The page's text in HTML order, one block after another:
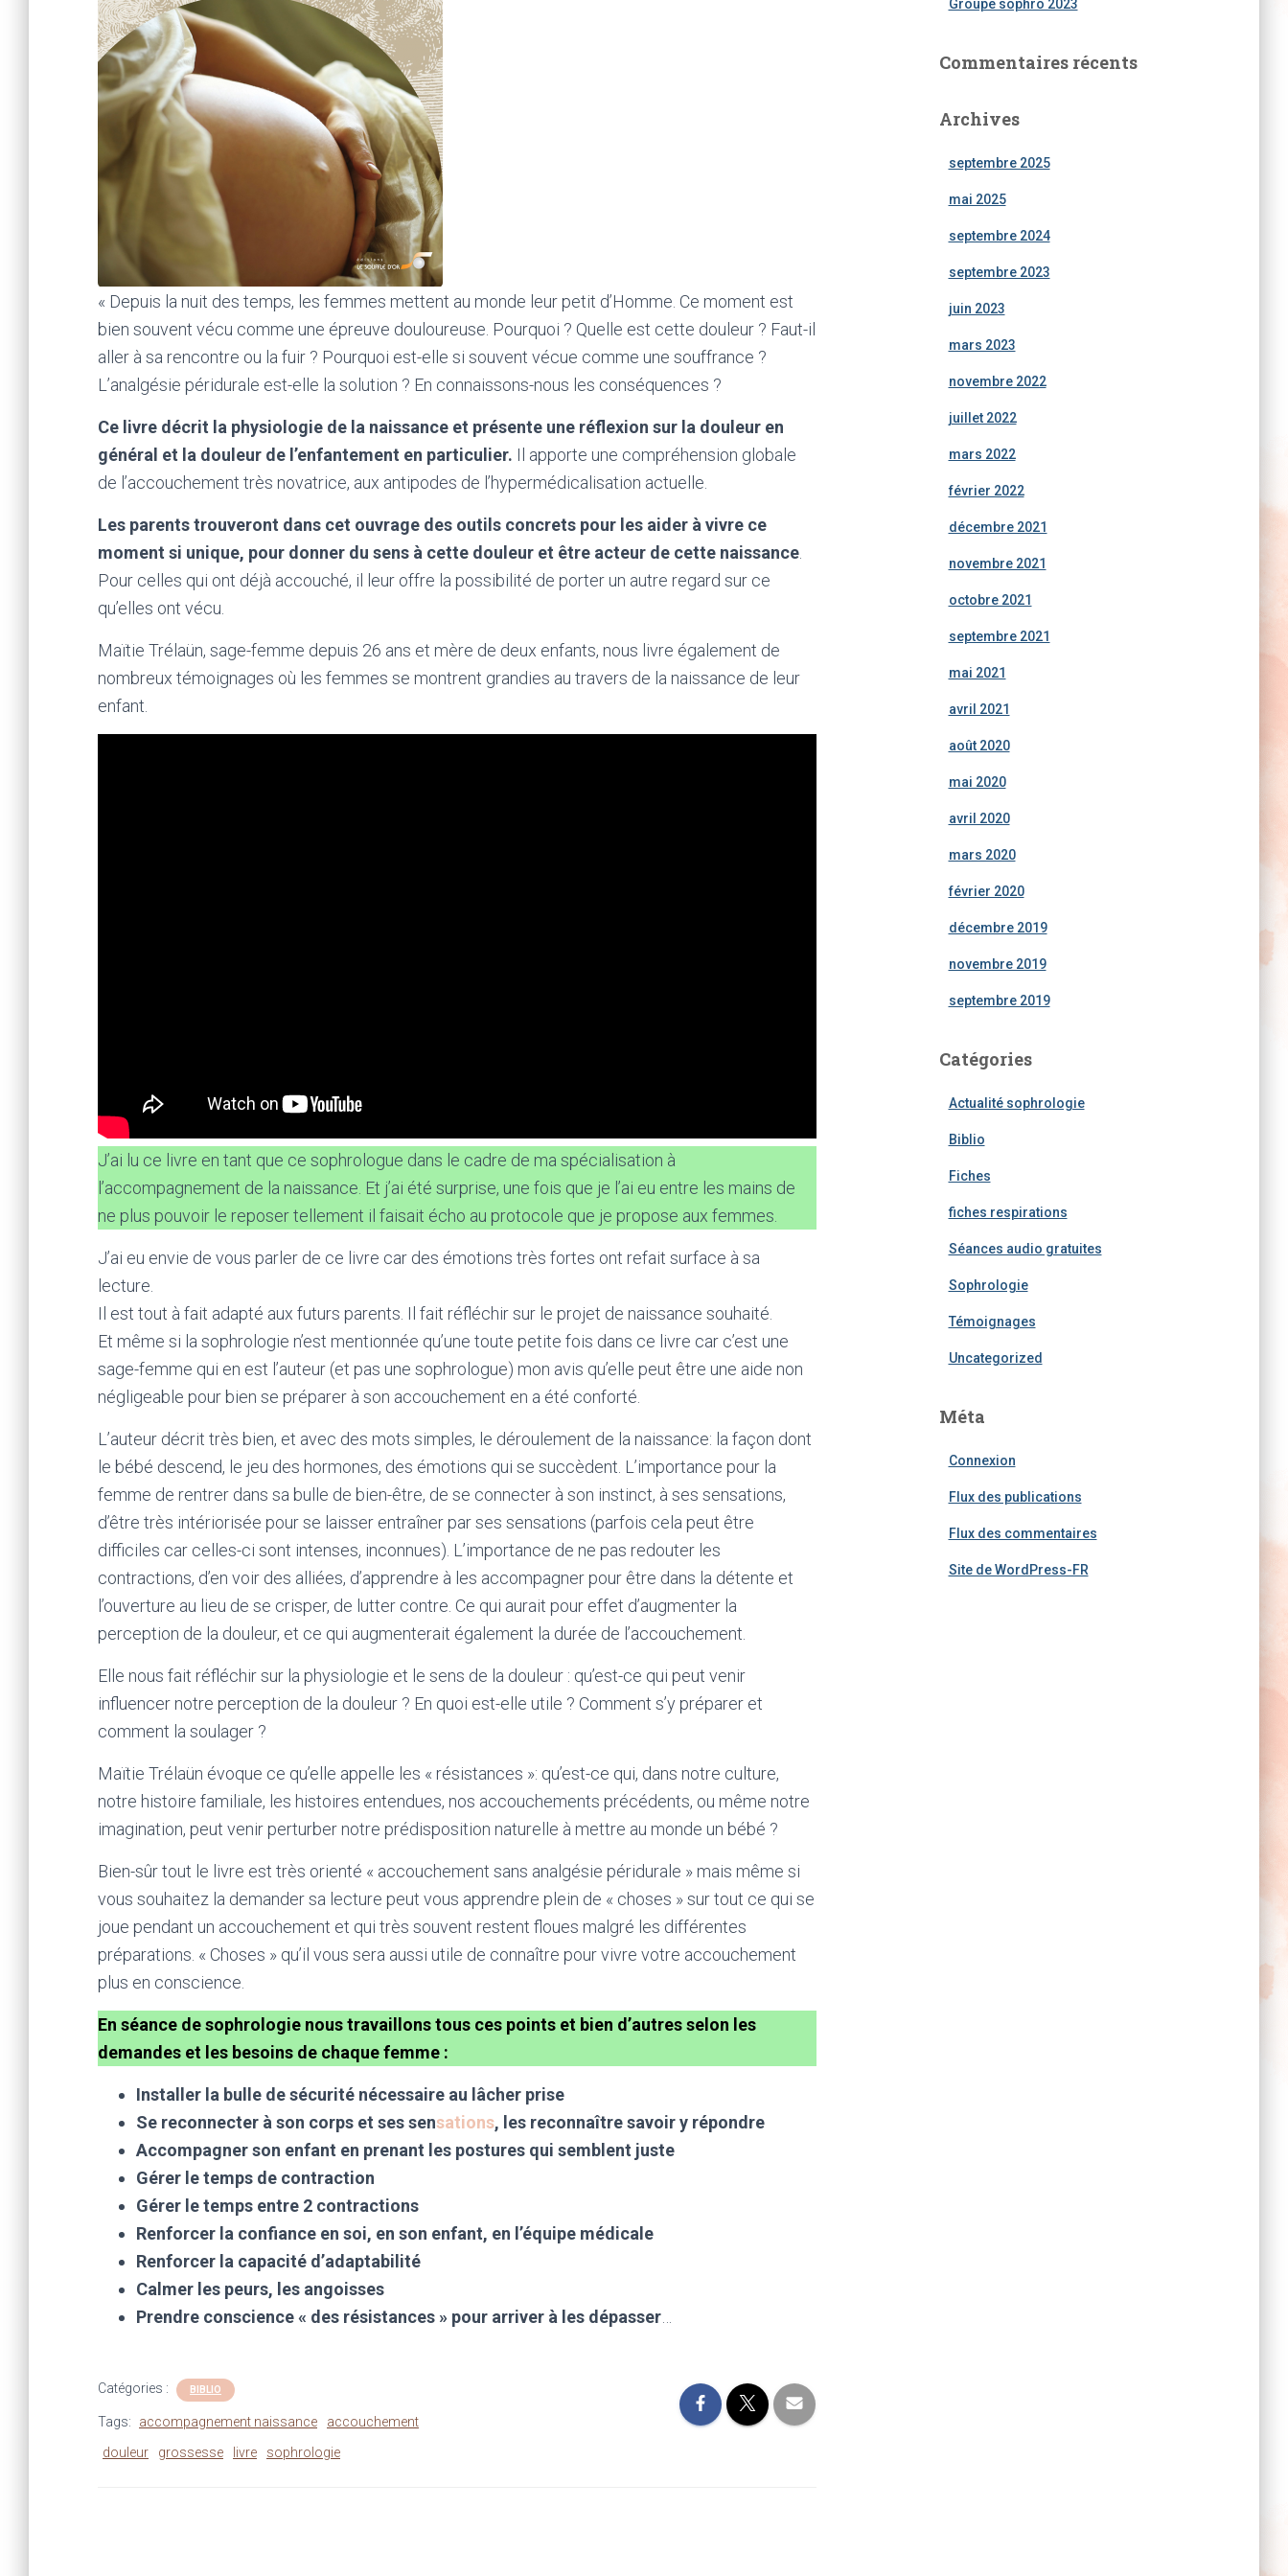
« Depuis la nuit des temps, les femmes mettent au monde leur petit d’Homme. Ce moment est
bien souvent vécu comme une épreuve douloureuse. Pourquoi ? Quelle est cette douleur ? Faut-il
aller à sa rencontre ou la fuir ? Pourquoi est-elle si souvent vécue comme une souffrance ?
L’analgésie péridurale est-elle la solution ? En connaissons-nous les conséquences ?
Ce livre décrit la physiologie de la naissance et présente une réflexion sur la douleur en
général et la douleur de l’enfantement en particulier. Il apporte une compréhension globale
de l’accouchement très novatrice, aux antipodes de l’hypermédicalisation actuelle.
Les parents trouveront dans cet ouvrage des outils concrets pour les aider à vivre ce
moment si unique, pour donner du sens à cette douleur et être acteur de cette naissance
Pour celles qui ont déjà accouché, il leur offre la possibilité de porter un autre regard sur ce
qu’elles ont vécu.
Maïtie Trélaün, sage-femme depuis 26 ans et mère de deux enfants, nous livre également de
nombreux témoignages où les femmes se montrent grandies au travers de la naissance de leur
enfant.
J’ai lu ce livre en tant que ce sophrologue dans le cadre de ma spécialisation à
l’accompagnement de la naissance. Et j’ai été surprise, une fois que je l’ai eu entre les mains de
ne plus pouvoir le reposer tellement il faisait écho au protocole que je propose aux femmes.
J’ai eu envie de vous parler de ce livre car des émotions très fortes ont refait surface à sa
lecture.
Il est tout à fait adapté aux futurs parents. Il fait réfléchir sur le projet de naissance souhaité.
Et même si la sophrologie n’est mentionnée qu’une toute petite fois dans ce livre car c’est une
sage-femme qui en est l’auteur (et pas une sophrologue) mon avis qu’elle peut être une aide non
négligeable pour bien se préparer à son accouchement en a été conforté.
L’auteur décrit très bien, et avec des mots simples, le déroulement de la naissance: la façon dont
le bébé descend, le jeu des hormones, des émotions qui se succèdent. L’importance pour la
femme de rentrer dans sa bulle de bien-être, de se connecter à son instinct, à ses sensations,
d’être très intériorisée pour se laisser entraîner par ses sensations (parfois cela peut être
difficiles car celles-ci sont intenses, inconnues). L’importance de ne pas redouter les
contractions, d’en voir des alliées, d’apprendre à les accompagner pour être dans la détente et
l’ouverture au lieu de se crisper, de lutter contre. Ce qui aurait pour effet d’augmenter la
perception de la douleur, et ce qui augmenterait également la durée de l’accouchement.
Elle nous fait réfléchir sur la physiologie et le sens de la douleur : qu’est-ce qui peut venir
influencer notre perception de la douleur ? En quoi est-elle utile ? Comment s’y préparer et
comment la soulager ?
Maïtie Trélaün évoque ce qu’elle appelle les « résistances »: qu’est-ce qui, dans notre culture,
notre histoire familiale, les histoires entendues, nos accouchements précédents, ou même notre
imagination, peut venir perturber notre prédisposition naturelle à mettre au monde un bébé ?
Bien-sûr tout le livre est très orienté « accouchement sans analgésie péridurale » mais même si
vous souhaitez la demander sa lecture peut vous apprendre plein de « choses » sur tout ce qui se
joue pendant un accouchement et qui très souvent restent floues malgré les différentes
préparations. « Choses » qu’il vous sera aussi utile de connaître pour vivre votre accouchement
plus en conscience.
En séance de sophrologie nous travaillons tous ces points et bien d’autres selon les
demandes et les besoins de chaque femme :
Installer la bulle de sécurité nécessaire au lâcher prise
Se reconnecter à son corps et ses sensations, les reconnaître savoir y répondre
Accompagner son enfant en prenant les postures qui semblent juste
Gérer le temps de contraction
Gérer le temps entre 2 contractions
Renforcer la confiance en soi, en son enfant, en l’équipe médicale
Renforcer la capacité d’adaptabilité
Calmer les peurs, les angoisses
Prendre conscience « des résistances » pour arriver à les dépasser
Catégories : BIBLIO
Tags: accompagnement naissance
accouchement
douleur
grossesse livre sophrologie
Groupe sophro 2023
Commentaires récents
Archives
septembre 2025
mai 2025
septembre 2024
septembre 2023
juin 2023
mars 2023
novembre 2022
juillet 2022
mars 2022
février 2022
décembre 2021
novembre 2021
octobre 2021
septembre 2021
mai 2021
avril 2021
août 2020
mai 2020
avril 2020
mars 2020
février 2020
décembre 2019
novembre 2019
septembre 2019
Catégories
Actualité sophrologie
Biblio
Fiches
fiches respirations
Séances audio gratuites
Sophrologie
Témoignages
Uncategorized
Méta
Connexion
Flux des publications
Flux des commentaires
Site de WordPress-FR